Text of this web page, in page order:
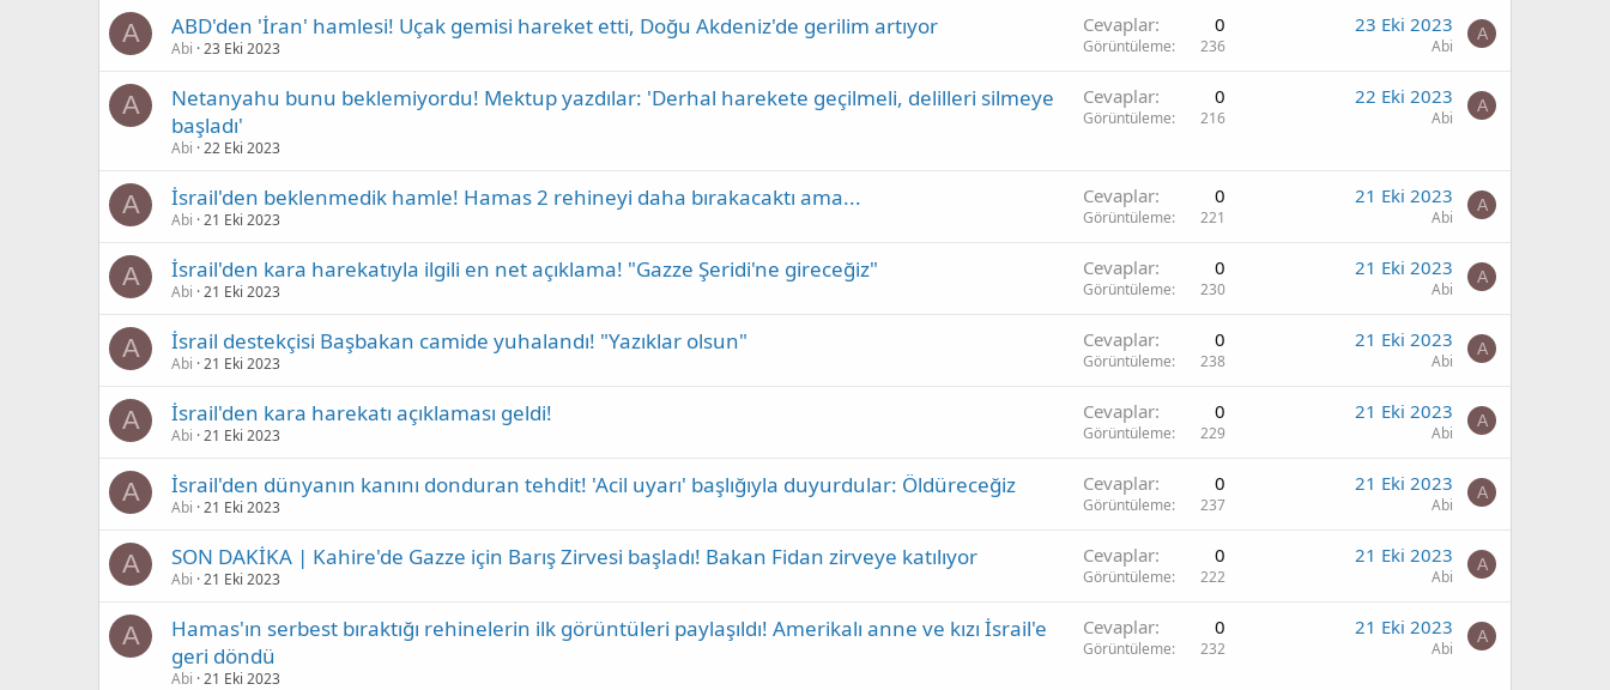
A ABD'den 'İran' hamlesi! Uçak gemisi hareket etti, Doğu Akdeniz'de gerilim artıyor
Abi 23 Eki 2023
Cevaplar 0
Görüntüleme 236
23 Eki 2023
Abi
A
A
Netanyahu bunu beklemiyordu! Mektup yazdılar: 'Derhal harekete geçilmeli, delilleri silmeye
başladı'
Abi 22 Eki 2023
Cevaplar 0
Görüntüleme 216
22 Eki 2023
Abi
A
A İsrail'den beklenmedik hamle! Hamas 2 rehineyi daha bırakacaktı ama...
Abi 21 Eki 2023
Cevaplar 0
Görüntüleme 221
21 Eki 2023
Abi
A
A İsrail'den kara harekatıyla ilgili en net açıklama! "Gazze Şeridi'ne gireceğiz"
Abi 21 Eki 2023
Cevaplar 0
Görüntüleme 230
21 Eki 2023
Abi
A
A İsrail destekçisi Başbakan camide yuhalandı! "Yazıklar olsun"
Abi 21 Eki 2023
Cevaplar 0
Görüntüleme 238
21 Eki 2023
Abi
A
A İsrail'den kara harekatı açıklaması geldi!
Abi 21 Eki 2023
Cevaplar 0
Görüntüleme 229
21 Eki 2023
Abi
A
A İsrail'den dünyanın kanını donduran tehdit! 'Acil uyarı' başlığıyla duyurdular: Öldüreceğiz
Abi 21 Eki 2023
Cevaplar 0
Görüntüleme 237
21 Eki 2023
Abi
A
A SON DAKİKA | Kahire'de Gazze için Barış Zirvesi başladı! Bakan Fidan zirveye katılıyor
Abi 21 Eki 2023
Cevaplar 0
Görüntüleme 222
21 Eki 2023
Abi
A
A
Hamas'ın serbest bıraktığı rehinelerin ilk görüntüleri paylaşıldı! Amerikalı anne ve kızı İsrail'e
geri döndü
Abi 21 Eki 2023
Cevaplar 0
Görüntüleme 232
21 Eki 2023
Abi
A